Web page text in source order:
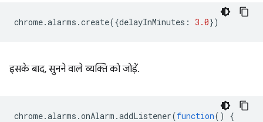
chrome.alarms .create({delayInMinutes : 3.0})
इसके बाद, सुनने वाले व्यक्ति को जोड़ें.
chrome.alarms .onAlarm .addListener(function()
{